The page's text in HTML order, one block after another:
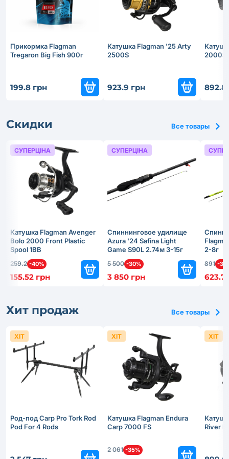
Прикормка Flagman
Tregaron Big Fish 900г
199.8 грн
Катушка Flagman '25 Arty
2500S
923.9 грн
2000S
892.8
Скидки Все товары
Катушка Flagman Avenger
Bolo 2000 Front Plastic
Spool 1BB
259.2 -40%
155.52 грн
СУПЕРЦІНА
Спиннинговое удилище
Azura '24 Safina Light
Game S90L 2.74м 3-15г
5 500 -30%
3 850 грн
СУПЕРЦІНА
2-8г
891 -
623.7
Хит продаж Все товары
Род-под Carp Pro Tork Rod
Pod For 4 Rods
ХІТ
Катушка Flagman Endura
Carp 7000 FS
2 061 -35%
ХІТ
River
ХІТ